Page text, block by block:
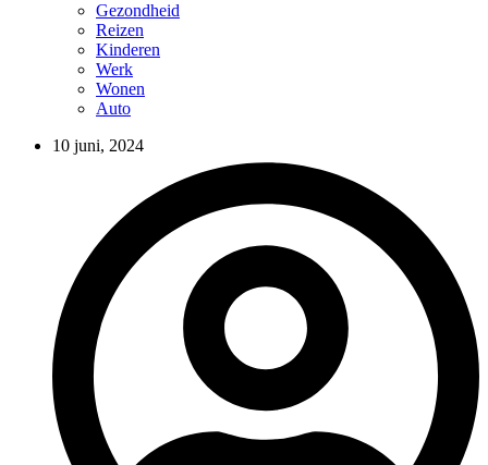
Gezondheid
Reizen
Kinderen
Werk
Wonen
Auto
10 juni, 2024